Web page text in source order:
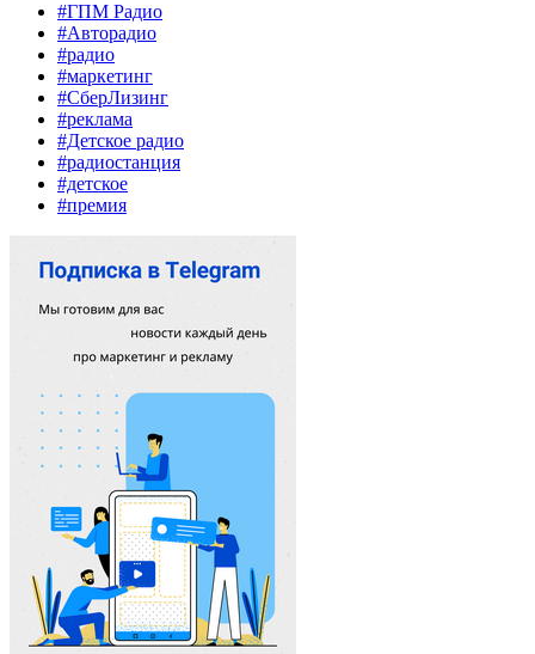
#ГПМ Радио
#Авторадио
#радио
#маркетинг
#СберЛизинг
#реклама
#Детское радио
#радиостанция
#детское
#премия